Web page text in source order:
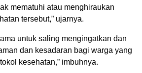
mematuhi atau menghiraukan
tersebut,” ujarnya.
untuk saling mengingatkan dan
dan kesadaran bagi warga yang
kesehatan,” imbuhnya.